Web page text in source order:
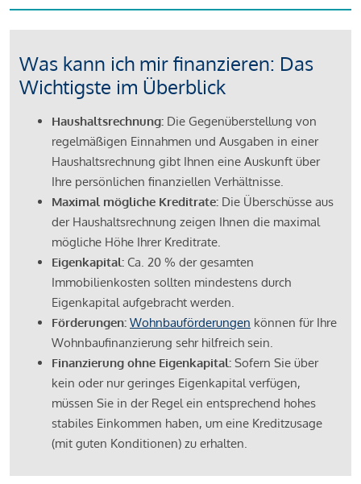
Was kann ich mir finanzieren: Das
Wichtigste im Überblick
Haushaltsrechnung: Die Gegenüberstellung von
regelmäßigen Einnahmen und Ausgaben in einer
Haushaltsrechnung gibt Ihnen eine Auskunft über
Ihre persönlichen finanziellen Verhältnisse.
Maximal mögliche Kreditrate: Die Überschüsse aus
der Haushaltsrechnung zeigen Ihnen die maximal
mögliche Höhe Ihrer Kreditrate.
Eigenkapital: Ca. 20 % der gesamten
Immobilienkosten sollten mindestens durch
Eigenkapital aufgebracht werden.
Förderungen: Wohnbauförderungen können für Ihre
Wohnbaufinanzierung sehr hilfreich sein.
Finanzierung ohne Eigenkapital: Sofern Sie über
kein oder nur geringes Eigenkapital verfügen,
müssen Sie in der Regel ein entsprechend hohes
stabiles Einkommen haben, um eine Kreditzusage
(mit guten Konditionen) zu erhalten.